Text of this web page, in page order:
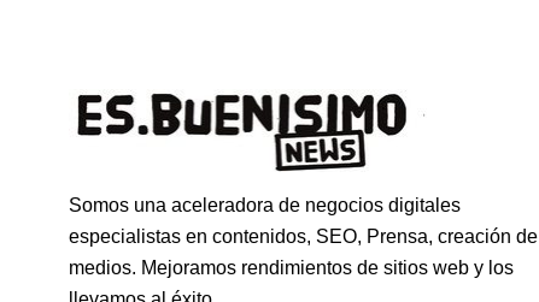
Somos una aceleradora de negocios digitales
especialistas en contenidos, SEO, Prensa, creación de
medios. Mejoramos rendimientos de sitios web y los